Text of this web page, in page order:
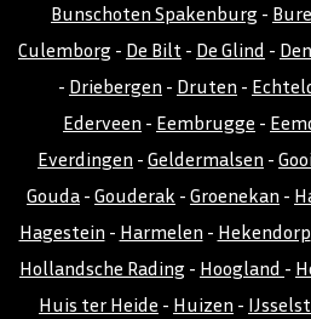
Bunschoten Spakenburg -
Culemborg - De Bilt - De Glind -
- Driebergen - Druten -
Ederveen - Eembrugge -
Everdingen - Geldermalsen -
Gouda - Gouderak - Groenekan -
Hagestein - Harmelen - Hekendorp
Hollandsche Rading - Hoogland -
Huis ter Heide - Huizen -